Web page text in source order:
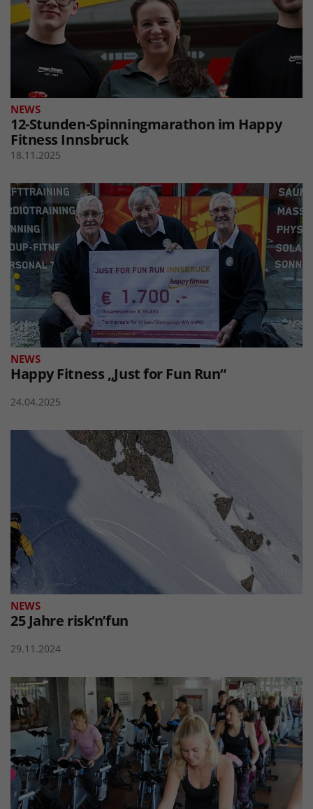
NEWS
12-Stunden-Spinningmarathon im Happy
Fitness Innsbruck
18.11.2025
NEWS
Happy Fitness „Just for Fun Run“
24.04.2025
NEWS
25 Jahre risk‘n’fun
29.11.2024